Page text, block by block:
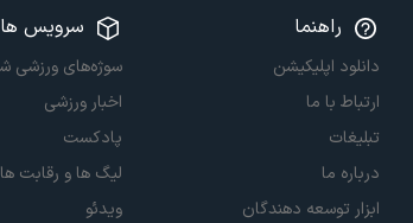
راهنما
دانلود اپلیکیشن
ارتباط با ما
تبلیغات
درباره ما
ابزار توسعه دهندگان
سرویس ها
سوژه‌های ورزشی
اخبار ورزشی
پادکست
لیگ ها و رقابت ها
ویدئو